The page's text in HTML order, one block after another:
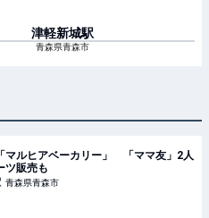
津軽新城駅
青森県青森市
マルヒアベーカリー」 「ママ友」2人
ツ販売も
青森県青森市